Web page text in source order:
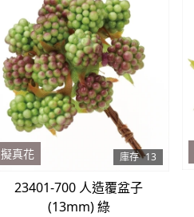
庫存 13
擬真花
23401-700 人造覆盆子
(13mm) 綠